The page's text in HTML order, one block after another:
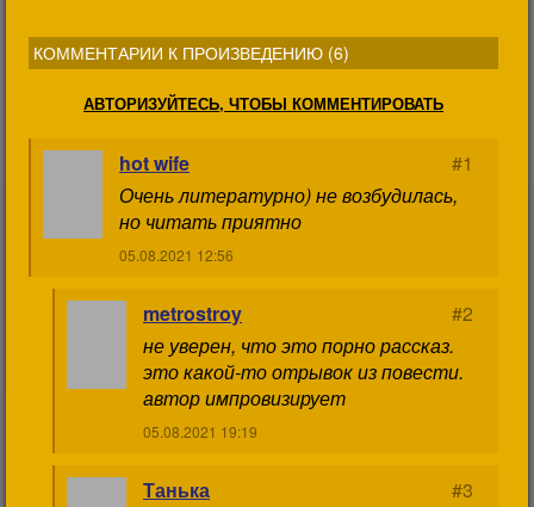
КОММЕНТАРИИ К ПРОИЗВЕДЕНИЮ (6)
АВТОРИЗУЙТЕСЬ, ЧТОБЫ КОММЕНТИРОВАТЬ
hot wife
#1
Очень литературно) не возбудилась,
но читать приятно
05.08.2021 12:56
metrostroy
#2
не уверен, что это порно рассказ.
это какой-то отрывок из повести.
автор импровизирует
05.08.2021 19:19
Танька
#3